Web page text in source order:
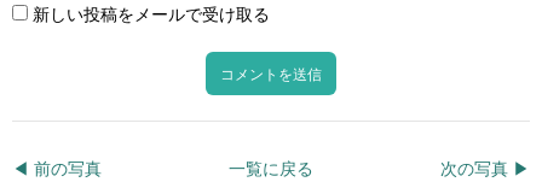
新しい投稿をメールで受け取る
◀︎ 前の写真 次の写真 ▶︎
一覧に戻る